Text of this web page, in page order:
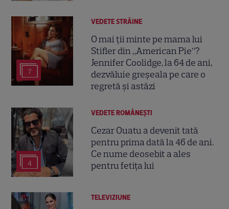
7
VEDETE STRĂINE
O mai ții minte pe mama lui
Stifler din „American Pie”?
Jennifer Coolidge, la 64 de ani,
dezvăluie greșeala pe care o
regretă și astăzi
4
VEDETE ROMÂNEŞTI
Cezar Ouatu a devenit tată
pentru prima dată la 46 de ani.
Ce nume deosebit a ales
pentru fetița lui
TELEVIZIUNE